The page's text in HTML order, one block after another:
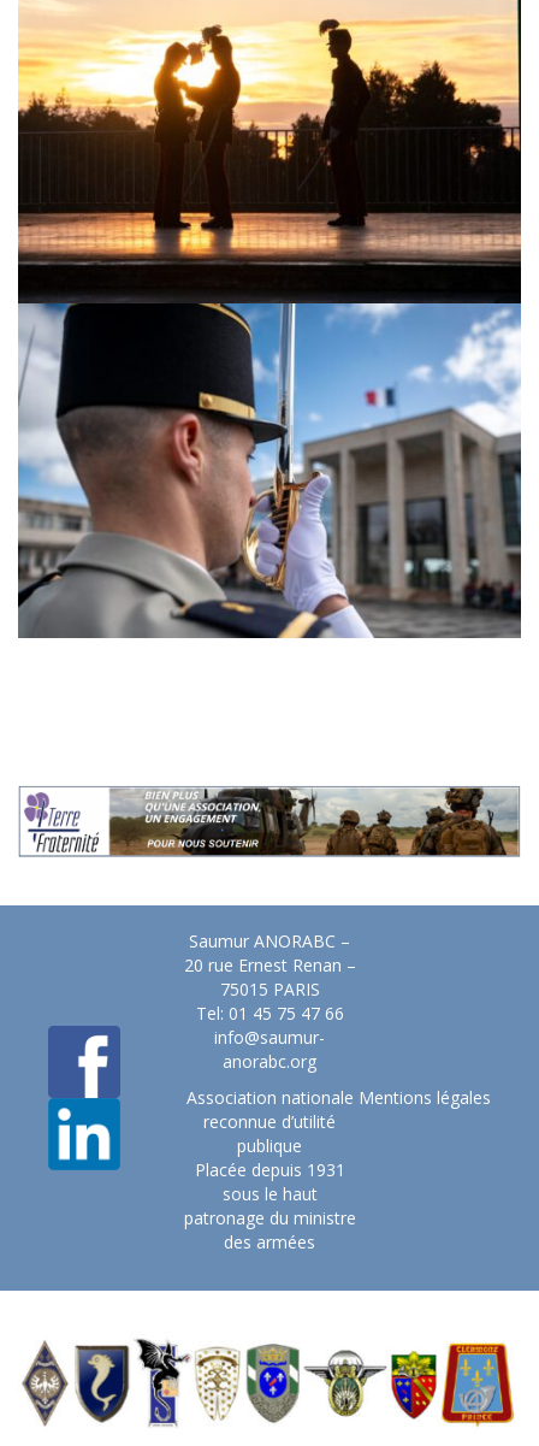
Saumur ANORABC –
20 rue Ernest Renan –
75015 PARIS
Tel: 01 45 75 47 66
info@saumur-
anorabc.org
Association nationale
reconnue d’utilité
publique
Placée depuis 1931
sous le haut
patronage du ministre
des armées
Mentions légales